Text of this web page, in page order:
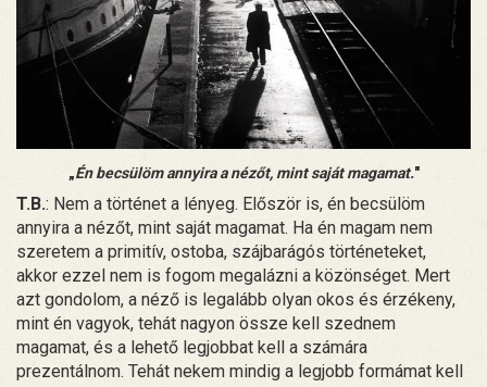
„Én becsülöm annyira a nézőt, mint saját magamat."
T.B.: Nem a történet a lényeg. Először is, én becsülöm
annyira a nézőt, mint saját magamat. Ha én magam nem
szeretem a primitív, ostoba, szájbarágós történeteket,
akkor ezzel nem is fogom megalázni a közönséget. Mert
azt gondolom, a néző is legalább olyan okos és érzékeny,
mint én vagyok, tehát nagyon össze kell szednem
magamat, és a lehető legjobbat kell a számára
prezentálnom. Tehát nekem mindig a legjobb formámat kell